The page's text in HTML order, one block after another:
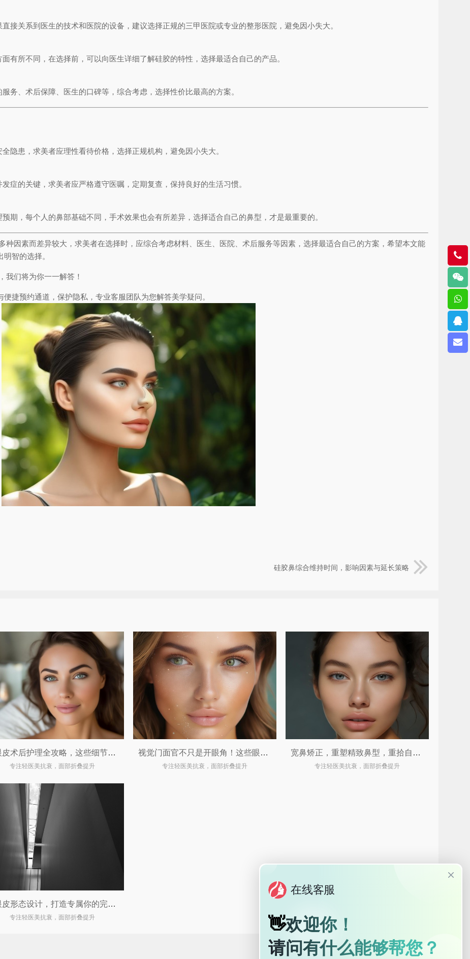
接关系到医生的技术和医院的设备，建议选择正规的三甲医院或专业的整形医院，避免因小失大。
有所不同，在选择前，可以向医生详细了解硅胶的特性，选择最适合自己的产品。
务、术后保障、医生的口碑等，综合考虑，选择性价比最高的方案。
隐患，求美者应理性看待价格，选择正规机构，避免因小失大。
症的关键，求美者应严格遵守医嘱，定期复查，保持良好的生活习惯。
期，每个人的鼻部基础不同，手术效果也会有所差异，选择适合自己的鼻型，才是最重要的。
种因素而差异较大，求美者在选择时，应综合考虑材料、医生、医院、术后服务等因素，选择最适合自己的方案，希望本文能
智的选择。
我们将为你一一解答！
捷预约通道，保护隐私，专业客服团队为您解答美学疑问。
硅胶鼻综合维持时间，影响因素与延长策略
双眼皮术后护理全攻略，这些细节你一定要知道！
专注轻医美抗衰，面部折叠提升
视觉门面官不只是开眼角！这些眼整形手术让你由内而外散发光彩 ✨
专注轻医美抗衰，面部折叠提升
宽鼻矫正，重塑精致鼻型，重拾自信魅力
专注轻医美抗衰，面部折叠提升
双眼皮形态设计，打造专属你的完美眼眸
专注轻医美抗衰，面部折叠提升